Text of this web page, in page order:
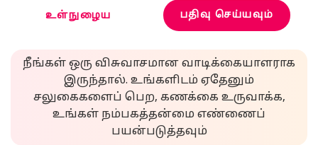
உள்நுழைய பதிவு செய்யவும்
நீங்கள் ஒரு விசுவாசமான வாடிக்கையாளராக
இருந்தால். உங்களிடம் ஏதேனும்
சலுகைகளைப் பெற, கணக்கை உருவாக்க,
உங்கள் நம்பகத்தன்மை எண்ணைப்
பயன்படுத்தவும்